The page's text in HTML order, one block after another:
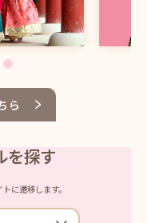
ら
を探す
に遷移します。